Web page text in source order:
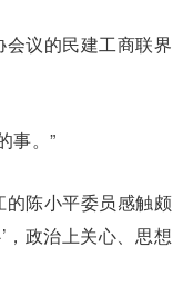
议的民建工商联界
事。”
陈小平委员感触颇
，政治上关心、思想